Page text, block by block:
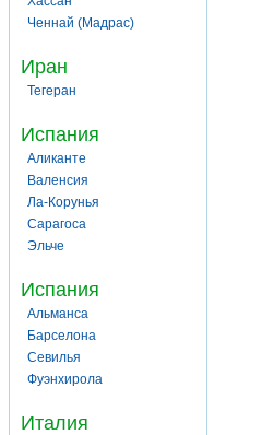
Ченнай (Мадрас)
Иран
Тегеран
Испания
Аликанте
Валенсия
Ла-Корунья
Сарагоса
Эльче
Испания
Альманса
Барселона
Севилья
Фуэнхирола
Италия